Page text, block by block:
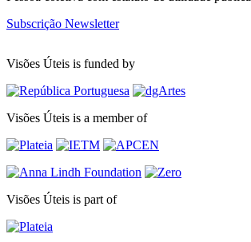
Subscrição Newsletter
Visões Úteis is funded by
Visões Úteis is a member of
Visões Úteis is part of